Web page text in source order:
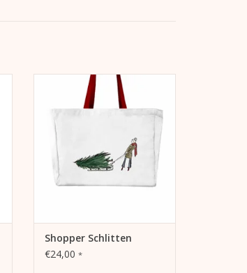
Tragetasche Schlitten
Als Shopper, Handtasche,
Beachbag, ...
ZUM WARENKORB HINZUFÜGEN
Shopper Schlitten
€24,00 *